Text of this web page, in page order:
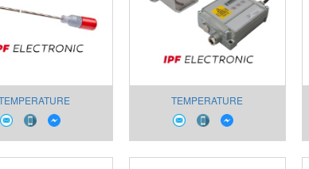
YT036020
TEMPERATURE
MEASUREMENT OI98C258